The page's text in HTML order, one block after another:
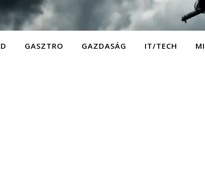
GASZTRO GAZDASÁG IT/TECH